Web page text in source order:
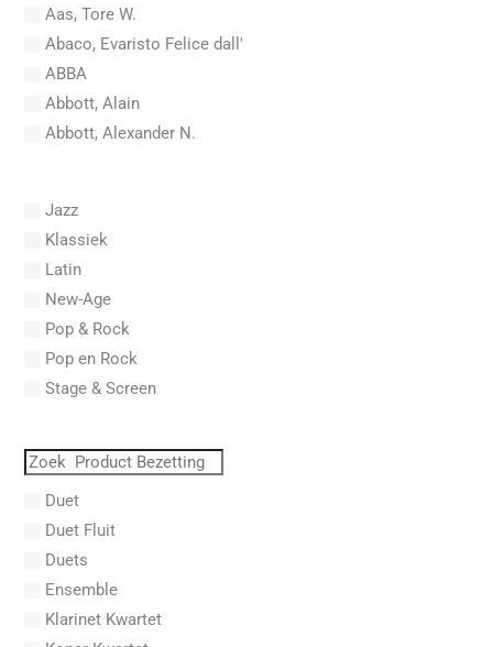
Aas, Tore W.
Abaco, Evaristo Felice dall'
ABBA
Abbott, Alain
Abbott, Alexander N.
Abel, Lex
Aberg, Johan Ludvig
Aboucaya, Christian
Aboulker, Isabelle
Abraham, Paul
Abrams, Lester
Abreu, Zequinha
Absil, Jean
AC/DC
Acker, Dieter
Acosta, Omar
Jazz
Klassiek
Latin
New-Age
Pop & Rock
Pop en Rock
Stage & Screen
Duet
Duet Fluit
Duets
Ensemble
Klarinet Kwartet